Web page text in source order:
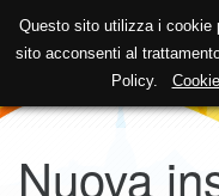
Nuova
Questo sito utilizza i cookie
sito acconsenti al
Policy.